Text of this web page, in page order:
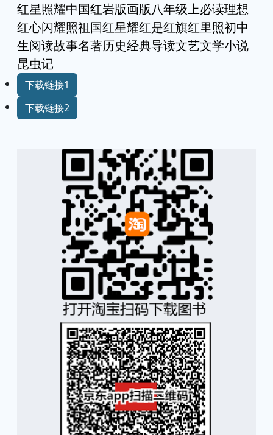
红星照耀中国红岩版画版八年级上必读理想
红心闪耀照祖国红星耀红是红旗红里照初中
生阅读故事名著历史经典导读文艺文学小说
昆虫记
下载链接1
下载链接2